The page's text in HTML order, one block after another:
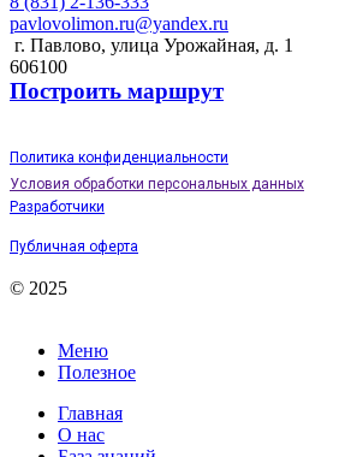
pavlovolimon.ru@yandex.ru
г. Павлово, улица Урожайная, д. 1
606100
Построить маршрут
Политика конфиденциальности
Условия обработки персональных данных
Разработчики
Публичная оферта
© 2025
Меню
Полезное
Главная
О нас